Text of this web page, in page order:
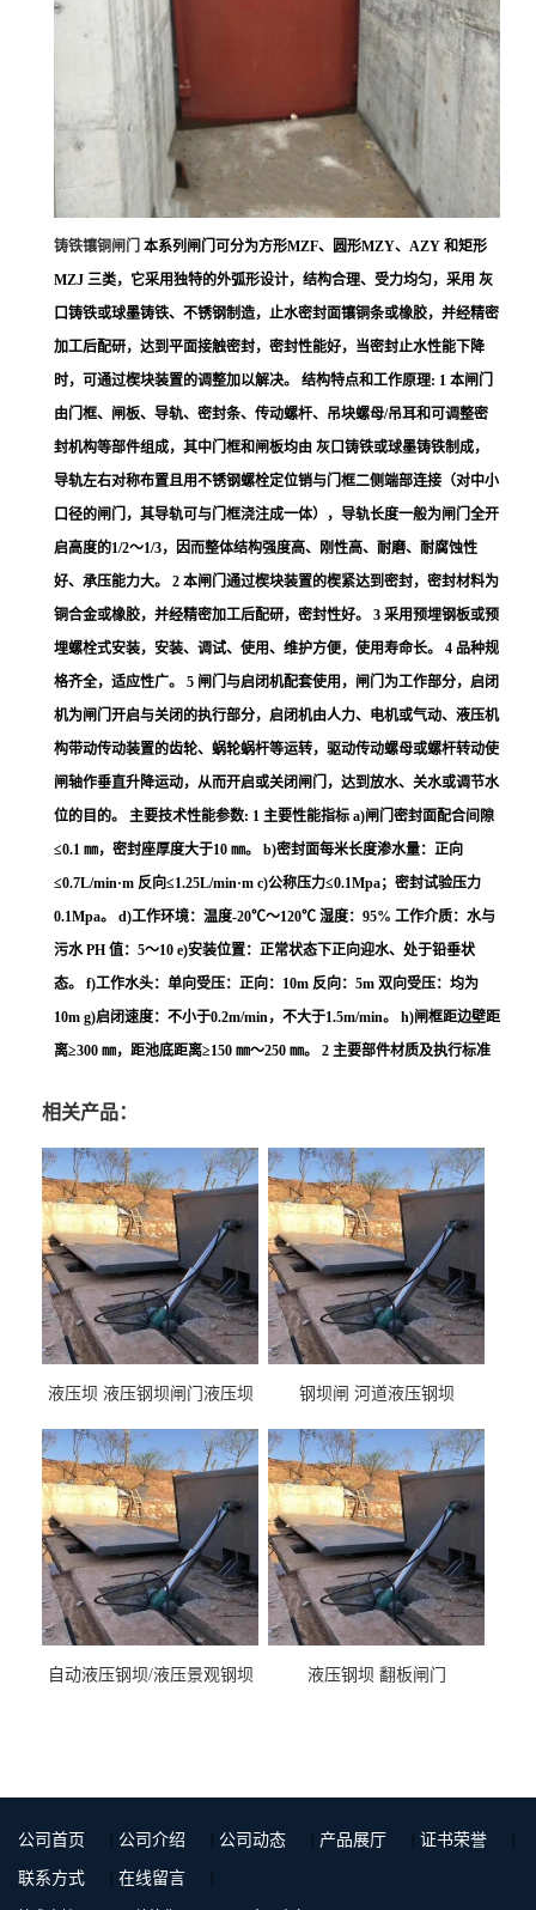
铸铁镶铜闸门 本系列闸门可分为方形MZF、圆形MZY、AZY 和矩形
MZJ 三类，它采用独特的外弧形设计，结构合理、受力均匀，采用 灰
口铸铁或球墨铸铁、不锈钢制造，止水密封面镶铜条或橡胶，并经精密
加工后配研，达到平面接触密封，密封性能好，当密封止水性能下降
时，可通过楔块装置的调整加以解决。 结构特点和工作原理: 1 本闸门
由门框、闸板、导轨、密封条、传动螺杆、吊块螺母/吊耳和可调整密
封机构等部件组成，其中门框和闸板均由 灰口铸铁或球墨铸铁制成，
导轨左右对称布置且用不锈钢螺栓定位销与门框二侧端部连接（对中小
口径的闸门，其导轨可与门框浇注成一体），导轨长度一般为闸门全开
启高度的1/2～1/3，因而整体结构强度高、刚性高、耐磨、耐腐蚀性
好、承压能力大。 2 本闸门通过楔块装置的楔紧达到密封，密封材料为
铜合金或橡胶，并经精密加工后配研，密封性好。 3 采用预埋钢板或预
埋螺栓式安装，安装、调试、使用、维护方便，使用寿命长。 4 品种规
格齐全，适应性广。 5 闸门与启闭机配套使用，闸门为工作部分，启闭
机为闸门开启与关闭的执行部分，启闭机由人力、电机或气动、液压机
构带动传动装置的齿轮、蜗轮蜗杆等运转，驱动传动螺母或螺杆转动使
闸轴作垂直升降运动，从而开启或关闭闸门，达到放水、关水或调节水
位的目的。 主要技术性能参数: 1 主要性能指标 a)闸门密封面配合间隙
≤0.1 ㎜，密封座厚度大于10 ㎜。 b)密封面每米长度渗水量：正向
≤0.7L/min·m 反向≤1.25L/min·m c)公称压力≤0.1Mpa；密封试验压力
0.1Mpa。 d)工作环境：温度-20℃～120℃ 湿度：95% 工作介质：水与
污水 PH 值：5～10 e)安装位置：正常状态下正向迎水、处于铅垂状
态。 f)工作水头：单向受压：正向：10m 反向：5m 双向受压：均为
10m g)启闭速度：不小于0.2m/min，不大于1.5m/min。 h)闸框距边壁距
离≥300 ㎜，距池底距离≥150 ㎜～250 ㎜。 2 主要部件材质及执行标准
相关产品：
液压坝 液压钢坝闸门液压坝
钢坝闸 河道液压钢坝
自动液压钢坝/液压景观钢坝 液压钢坝 翻板闸门
公司首页 公司介绍 公司动态 产品展厅 证书荣誉
联系方式 在线留言